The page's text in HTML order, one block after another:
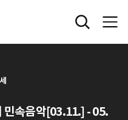
민속음악[03.11.] - 05.